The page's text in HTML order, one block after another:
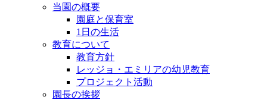
当園の概要
園庭と保育室
1日の生活
教育について
教育方針
レッジョ・エミリアの幼児教育
プロジェクト活動
園長の挨拶